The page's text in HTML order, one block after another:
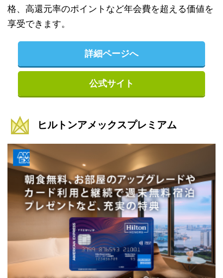
格、高還元率のポイントなど年会費を超える価値を
享受できます。
詳細ページへ
公式サイト
ヒルトンアメックスプレミアム